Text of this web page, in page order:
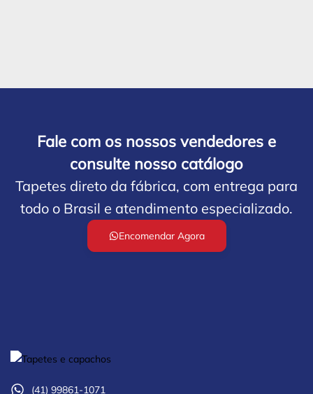
Fale com os nossos vendedores e
consulte nosso catálogo
Tapetes direto da fábrica, com entrega para
todo o Brasil e atendimento especializado.
Encomendar Agora
(41) 99861-1071